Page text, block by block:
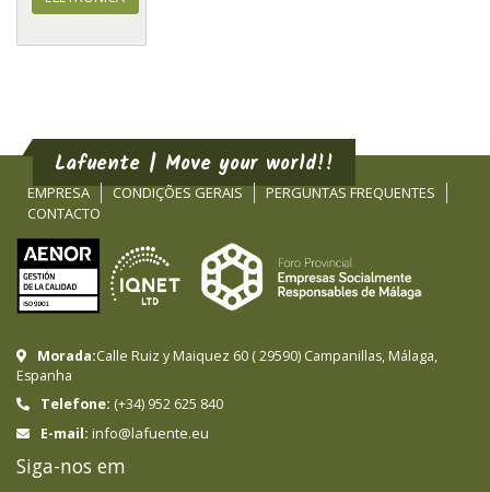
Lafuente | Move your world!!
EMPRESA CONDIÇÕES GERAIS
PERGUNTAS FREQUENTES
CONTACTO
Morada:Calle Ruiz y Maiquez 60 (29590) Campanillas, Málaga,
Espanha
Telefone: (+34) 952 625 840
E-mail: info@lafuente.eu
Siga-nos em